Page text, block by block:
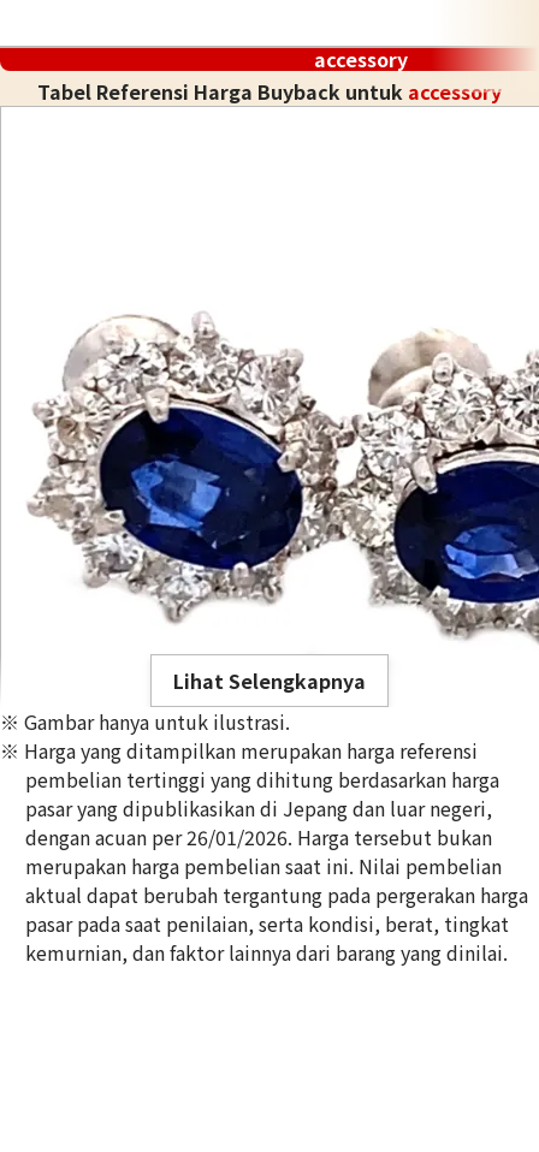
accessory
Tabel Referensi Harga Buyback untuk accessory
Platinum (Pt900) earrings
Referensi Harga Buyback
ASK
Lihat Selengkapnya
※ Gambar hanya untuk ilustrasi.
※ Harga yang ditampilkan merupakan harga referensi
pembelian tertinggi yang dihitung berdasarkan harga
pasar yang dipublikasikan di Jepang dan luar negeri,
dengan acuan per 26/01/2026. Harga tersebut bukan
merupakan harga pembelian saat ini. Nilai pembelian
aktual dapat berubah tergantung pada pergerakan harga
pasar pada saat penilaian, serta kondisi, berat, tingkat
kemurnian, dan faktor lainnya dari barang yang dinilai.